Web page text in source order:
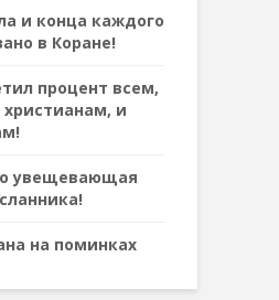
и конца каждого
в Коране!
процент всем,
и
увещевающая
на поминках